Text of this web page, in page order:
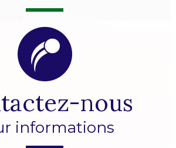
nous
informations